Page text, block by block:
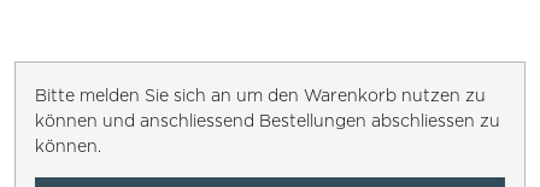
Bitte melden Sie sich an um den Warenkorb nutzen zu
können und anschliessend Bestellungen abschliessen zu
können.